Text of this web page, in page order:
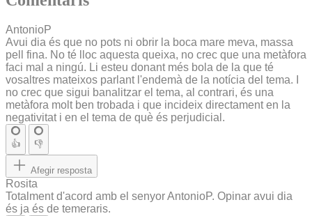
AntonioP
Avui dia és que no pots ni obrir la boca mare meva, massa
pell fina. No té lloc aquesta queixa, no crec que una metàfora
faci mal a ningú. Li esteu donant més bola de la que té
vosaltres mateixos parlant l'endemà de la notícia del tema. I
no crec que sigui banalitzar el tema, al contrari, és una
metàfora molt ben trobada i que incideix directament en la
negativitat i en el tema de què és perjudicial.
👍 👎
Afegir resposta
Rosita
Totalment d'acord amb el senyor AntonioP. Opinar avui dia
és ja és de temeraris.